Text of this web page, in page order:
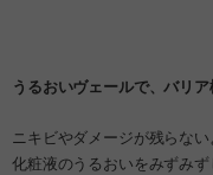
うるおいヴェールで、バリ
ニキビやダメージが残らない
化粧液のうるおいをみずみず